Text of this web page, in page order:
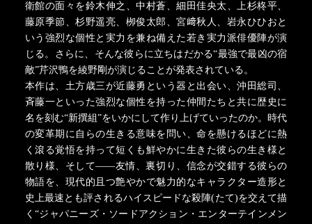
衛館の面々を鈴木伸之、中村蒼、細田佳央太、上杉柊平、
藤原季節、杉野遥亮、栁俊太郎、宮﨑秋人、岩永ひひおと
いう強烈な個性と実力を兼ね備えた若き実力派俳優陣が演
じる。さらに、そんな彼らに立ちはだかる“最強で最凶の宿
敵”芹沢鴨を綾野剛が演じることが発表されている。
本作は、土方歳三が近藤勇という器と出会い、沖田総司、
斉藤一といった強烈な個性を持った仲間たちと共に歴史に
名を刻む“新撰組”をいかにして作り上げていったのか。時代
の変革期に自らの生きる意味を問い、命を懸けるほどに熱
く滾る覚悟を持って短くも鮮やかに生きた彼らの生き様と
散り様、そして――友情、裏切り、信念が交錯する彼らの
物語を、現代的且つ艶やかで魅力的なキャラクター造形と
史上最速とも評されるハイスピードな殺陣(たて)を交えて描
く“ジャパニーズ・ソードアクション・エンターテインメン